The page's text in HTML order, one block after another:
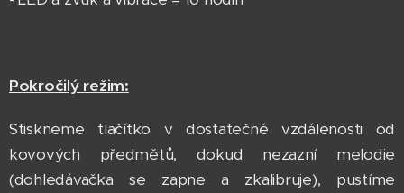
Pokročilý režim:
Stiskneme tlačítko v dostatečné vzdálenosti od
kovových předmětů, dokud nezazní melodie
(dohledávačka se zapne a zkalibruje), pustíme